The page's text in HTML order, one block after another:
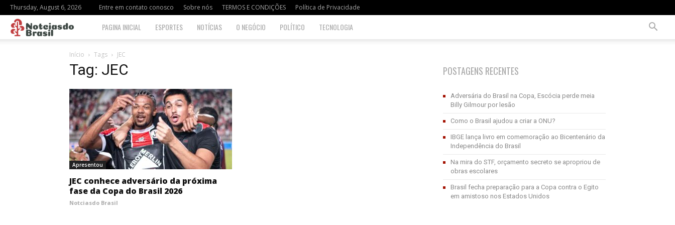
Thursday, August 6, 2026 Entre em contato conosco Sobre nós TERMOS E CONDIÇÕES Política de Privacidade
Notciasdo
Brasil
PAGINA INICIAL ESPORTES NOTÍCIAS O NEGÓCIO POLÍTICO TECNOLOGIA
Início Tags JEC
Tag: JEC
Apresentou
JEC conhece adversário da próxima
fase da Copa do Brasil 2026
Notciasdo Brasil
POSTAGENS RECENTES
Adversária do Brasil na Copa, Escócia perde meia
Billy Gilmour por lesão
Como o Brasil ajudou a criar a ONU?
IBGE lança livro em comemoração ao Bicentenário da
Independência do Brasil
Na mira do STF, orçamento secreto se apropriou de
obras escolares
Brasil fecha preparação para a Copa contra o Egito
em amistoso nos Estados Unidos